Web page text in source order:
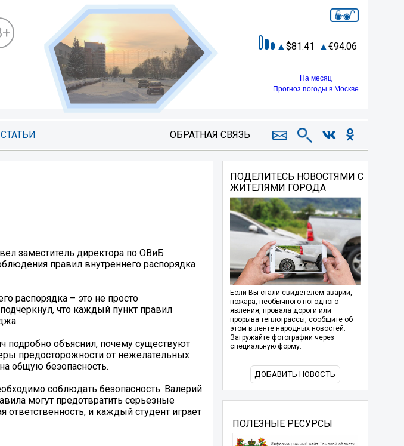
81.41 94.06
На месяц
Прогноз погоды в Москве
СТАТЬИ ОБРАТНАЯ СВЯЗЬ
заместитель директора по ОВиБ
правил внутреннего распорядка
распорядка – это не просто
что каждый пункт правил
объяснил, почему существуют
предосторожности от нежелательных
общую безопасность.
соблюдать безопасность. Валерий
могут предотвратить серьезные
ответственность, и каждый студент играет
ПОДЕЛИТЕСЬ НОВОСТЯМИ С
ЖИТЕЛЯМИ ГОРОДА
Если Вы стали свидетелем аварии,
пожара, необычного погодного
явления, провала дороги или
прорыва теплотрассы, сообщите об
этом в ленте народных новостей.
Загружайте фотографии через
специальную форму.
ДОБАВИТЬ НОВОСТЬ
ПОЛЕЗНЫЕ РЕСУРСЫ